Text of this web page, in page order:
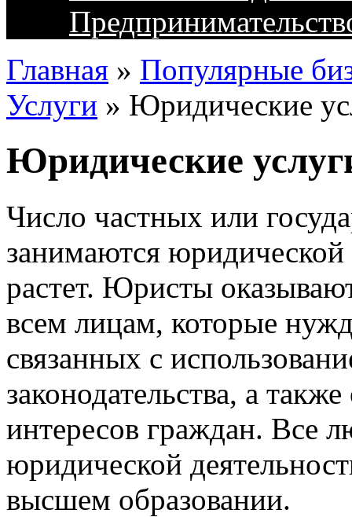
Главная » Популярные
Услуги » Юридические
Юридические
Число частных или
занимаются юридической
растет. Юристы
всем лицам, которые
связанных с
законодательства, а
интересов граждан. Все
юридической
высшем образовании.